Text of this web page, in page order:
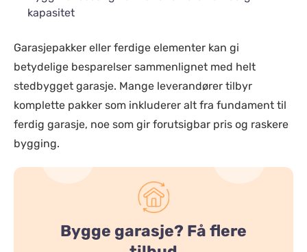
kapasitet
Garasjepakker eller ferdige elementer kan gi
betydelige besparelser sammenlignet med helt
stedbygget garasje. Mange leverandører tilbyr
komplette pakker som inkluderer alt fra fundament til
ferdig garasje, noe som gir forutsigbar pris og raskere
bygging.
Bygge garasje? Få flere